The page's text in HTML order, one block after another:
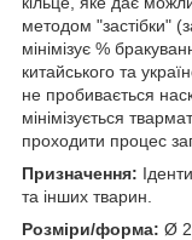
методом "застібки"
мінімізує %
китайського та
не пробивається
мінімізується
проходити процес
Призначення:
та інших тварин.
Розміри/форма: Ø